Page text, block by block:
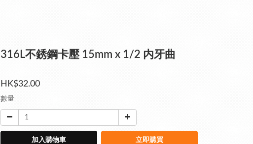
316L不銹鋼卡壓 15mm x 1/2 内牙曲
HK$32.00
數量
加入購物車 立即購買